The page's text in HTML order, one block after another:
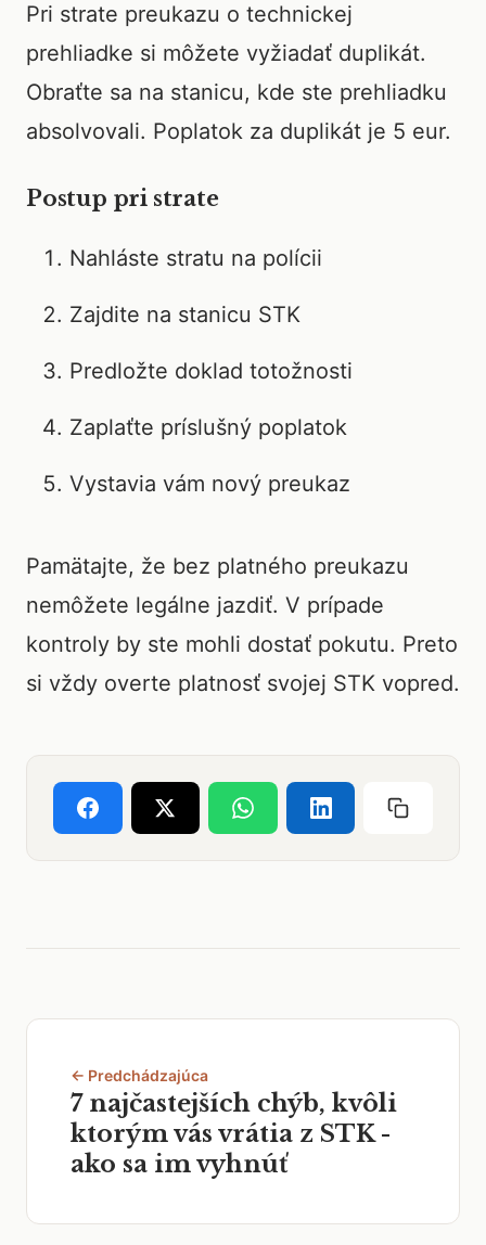
Pri strate preukazu o technickej
prehliadke si môžete vyžiadať duplikát.
Obraťte sa na stanicu, kde ste prehliadku
absolvovali. Poplatok za duplikát je 5 eur.
Postup pri strate
Nahláste stratu na polícii
Zajdite na stanicu STK
Predložte doklad totožnosti
Zaplaťte príslušný poplatok
Vystavia vám nový preukaz
Pamätajte, že bez platného preukazu
nemôžete legálne jazdiť. V prípade
kontroly by ste mohli dostať pokutu. Preto
si vždy overte platnosť svojej STK vopred.
← Predchádzajúca
7 najčastejších chýb, kvôli
ktorým vás vrátia z STK -
ako sa im vyhnúť